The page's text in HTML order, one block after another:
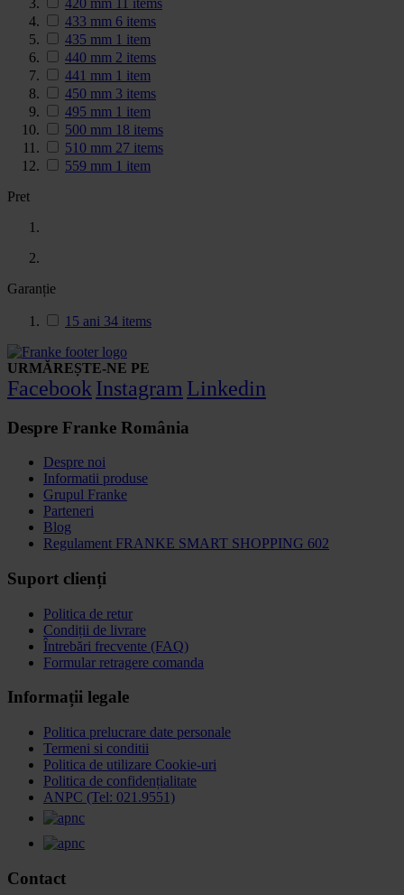
433 mm 6 items
435 mm 1 item
440 mm 2 items
441 mm 1 item
450 mm 3 items
495 mm 1 item
500 mm 18 items
510 mm 27 items
559 mm 1 item
Pret
Garanție
15 ani 34 items
URMĂREȘTE-NE PE
Facebook Instagram Linkedin
Despre Franke România
Despre noi
Informatii produse
Grupul Franke
Parteneri
Blog
Regulament FRANKE SMART SHOPPING 602
Suport clienți
Politica de retur
Condiții de livrare
Întrebări frecvente (FAQ)
Formular retragere comanda
Informații legale
Politica prelucrare date personale
Termeni si conditii
Politica de utilizare Cookie-uri
Politica de confidențialitate
ANPC (Tel: 021.9551)
Contact